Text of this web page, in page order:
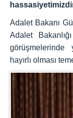
Adalet Bakanı
Adalet
görüşmelerinde
hayırlı olması